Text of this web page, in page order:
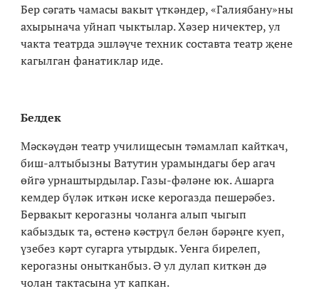
Бер сәгать чамасы вакыт үткәндер, «Галиябану»ны
ахырынача уйнап чыктылар. Хәзер ничектер, ул
чакта театрда эшләүче техник составта театр җене
кагылган фанатиклар иде.
Белдек
Мәскәүдән театр училищесын тәмамлап кайткач,
биш-алтыбызны Ватутин урамындагы бер агач
өйгә урнаштырдылар. Газы-фәләне юк. Ашарга
кемдер бүләк иткән иске керогазда пешерәбез.
Бервакыт керогазны чоланга алып чыгып
кабыздык та, өстенә кәстрүл белән бәрәңге куеп,
үзебез кәрт сугарга утырдык. Уенга бирелеп,
керогазны онытканбыз. Ә ул дулап киткән дә
чолан тактасына ут капкан.